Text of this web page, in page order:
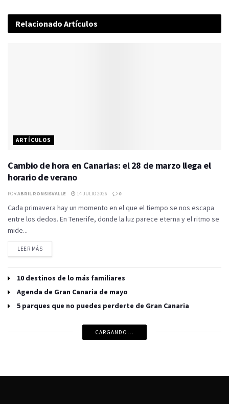
Relacionado Artículos
ARTÍCULOS
Cambio de hora en Canarias: el 28 de marzo llega el
horario de verano
PORABRIL RONSISVALLE 14 JULIO 2026 0
Cada primavera hay un momento en el que el tiempo se nos escapa
entre los dedos. En Tenerife, donde la luz parece eterna y el ritmo se
mide...
LEER MÁS
10 destinos de lo más familiares
Agenda de Gran Canaria de mayo
5 parques que no puedes perderte de Gran Canaria
CARGANDO...